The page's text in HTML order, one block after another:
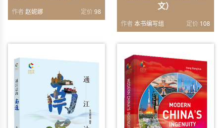
作者 赵妮娜 定价98
文）
作者 本书编写组 定价 108